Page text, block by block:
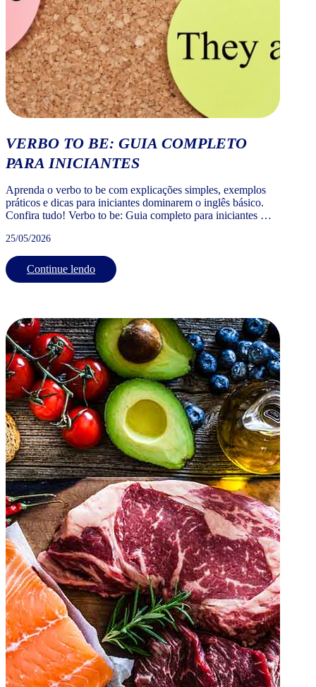
VERBO TO BE: GUIA COMPLETO
PARA INICIANTES
Aprenda o verbo to be com explicações simples, exemplos
práticos e dicas para iniciantes dominarem o inglês básico.
Confira tudo! Verbo to be: Guia completo para iniciantes O
inglesa. Quem está começando a estudar inglês precisa
dominar o verbo to be logo […]
25/05/2026
Continue lendo